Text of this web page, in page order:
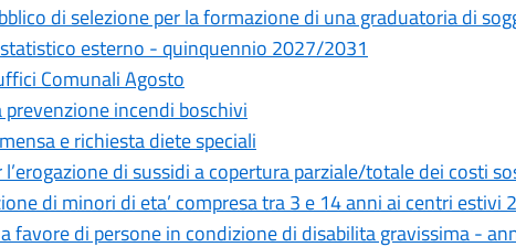
di selezione per la formazione di una graduatoria di
esterno - quinquennio 2027/2031
Comunali Agosto
prevenzione incendi boschivi
e richiesta diete speciali
l’erogazione di sussidi a copertura parziale/totale dei costi
di minori di eta’ compresa tra 3 e 14 anni ai centri estivi
favore di persone in condizione di disabilita gravissima -